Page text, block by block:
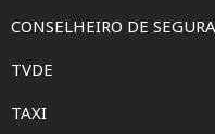
CONSELHEIRO DE
TVDE
TAXI